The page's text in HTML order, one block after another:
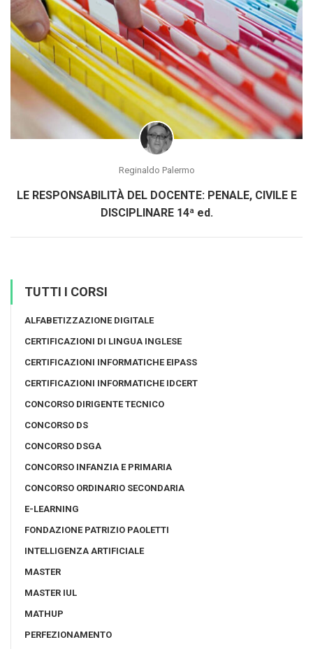
Reginaldo Palermo
LE RESPONSABILITÀ DEL DOCENTE: PENALE, CIVILE E
DISCIPLINARE 14ª ed.
TUTTI I CORSI
ALFABETIZZAZIONE DIGITALE
CERTIFICAZIONI DI LINGUA INGLESE
CERTIFICAZIONI INFORMATICHE EIPASS
CERTIFICAZIONI INFORMATICHE IDCERT
CONCORSO DIRIGENTE TECNICO
CONCORSO DS
CONCORSO DSGA
CONCORSO INFANZIA E PRIMARIA
CONCORSO ORDINARIO SECONDARIA
E-LEARNING
FONDAZIONE PATRIZIO PAOLETTI
INTELLIGENZA ARTIFICIALE
MASTER
MASTER IUL
MATHUP
PERFEZIONAMENTO